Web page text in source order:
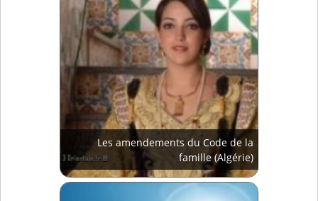
Les amendements du Code de la
famille (Algérie)